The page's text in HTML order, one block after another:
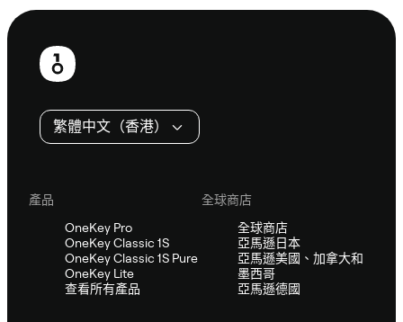
頁
繁體中文（香港）
產品
OneKey Pro
OneKey Classic 1S
OneKey Classic 1S Pure
OneKey Lite
查看所有產品
全球商店
全球商店
亞馬遜日本
亞馬遜美國、加拿大和
墨西哥
亞馬遜德國